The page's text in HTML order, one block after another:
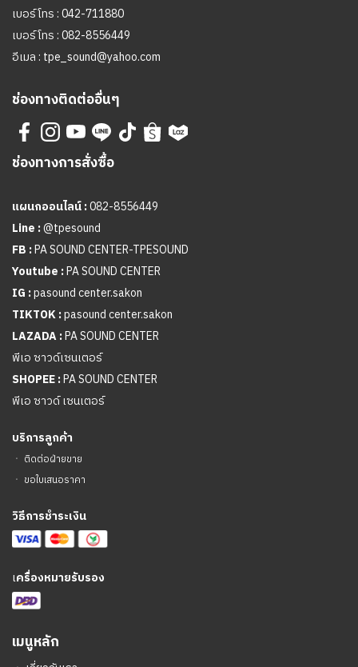
เบอร์โทร :042-711880
เบอร์โทร :082-8556449
อีเมล : tpe_sound@yahoo.com
ช่องทางติดต่ออื่นๆ
ช่องทางการสั่งซื้อ
แผนกออนไลน์ :082-8556449
Line :@tpesound
FB :PA SOUND CENTER-TPESOUND
Youtube :PA SOUND CENTER
IG :pasound center.sakon
TIKTOK :pasound center.sakon
LAZADA :PA SOUND CENTER
พีเอ ซาวด์เซนเตอร์
SHOPEE :PA SOUND CENTER
พีเอ ซาวด์ เซนเตอร์
บริการลูกค้า
ㆍ ติดต่อฝ่ายขาย
ㆍ ขอใบเสนอราคา
วิธีการชำระเงิน
เครื่องหมายรับรอง
เมนูหลัก